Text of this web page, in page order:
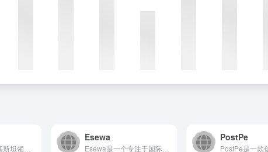
Esewa
Esewa是一个专注于国际汇款服务的在线金融平台，致力于为用...
PostPe